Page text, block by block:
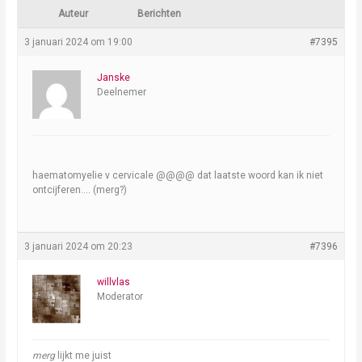
Auteur Berichten
3 januari 2024 om 19:00 #7395
Janske
Deelnemer
haematomyelie v cervicale @@@@ dat laatste woord kan ik niet
ontcijferen…. (merg?)
3 januari 2024 om 20:23 #7396
willvlas
Moderator
merglijkt me juist